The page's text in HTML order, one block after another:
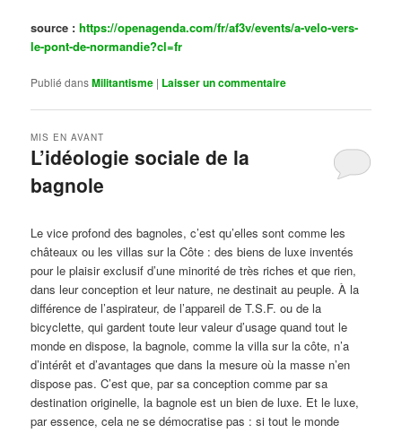
source :https://openagenda.com/fr/af3v/events/a-velo-vers-
le-pont-de-normandie?cl=fr
Publié dansMilitantisme | Laisser un commentaire
L’idéologie sociale de la
bagnole
MIS EN AVANT
Le vice profond des bagnoles, c’est qu’elles sont comme les
châteaux ou les villas sur la Côte : des biens de luxe inventés
pour le plaisir exclusif d’une minorité de très riches et que rien,
dans leur conception et leur nature, ne destinait au peuple. À la
différence de l’aspirateur, de l’appareil de T.S.F. ou de la
bicyclette, qui gardent toute leur valeur d’usage quand tout le
monde en dispose, la bagnole, comme la villa sur la côte, n’a
d’intérêt et d’avantages que dans la mesure où la masse n’en
dispose pas. C’est que, par sa conception comme par sa
destination originelle, la bagnole est un bien de luxe. Et le luxe,
par essence, cela ne se démocratise pas : si tout le monde